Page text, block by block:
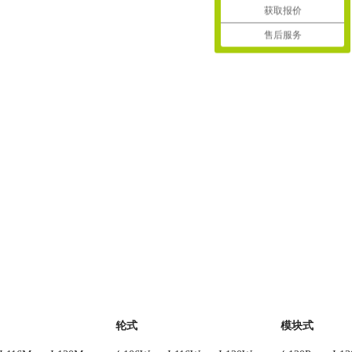
轮式 模块式
获取报价
售后服务